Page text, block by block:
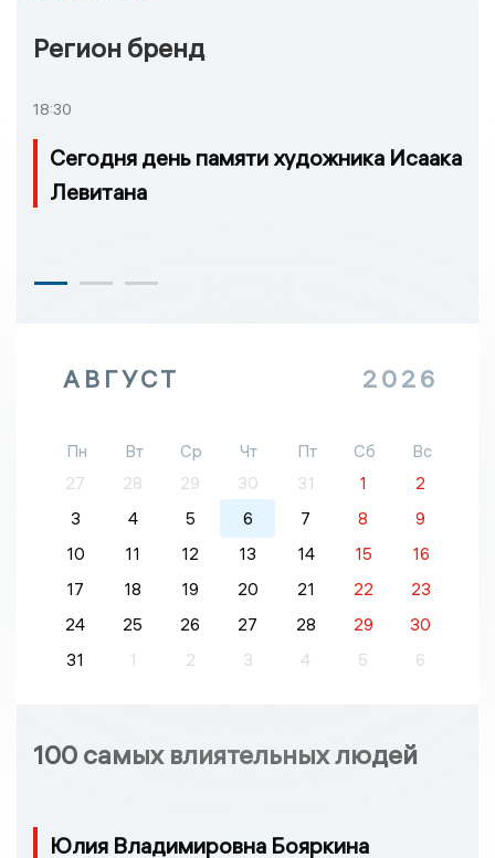
Регион бренд
18:30
Сегодня день памяти художника Исаака
Левитана
АВГУСТ 2026
Пн Вт Ср Чт Пт Сб
Вс
27
28 29 30 31 1
2
3
4 5 6 7 8
9
10
11 12 13 14 15
16
17
18 19 20 21 22
23
24
25 26 27 28 29
30
31
1 2 3 4 5 6
100 самых влиятельных людей
Юлия Владимировна Бояркина